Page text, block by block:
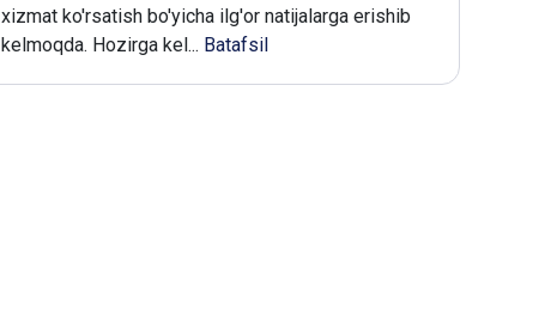
xizmat ko'rsatish bo'yicha ilg'or natijalarga erishib
kelmoqda. Hozirga kel... Batafsil